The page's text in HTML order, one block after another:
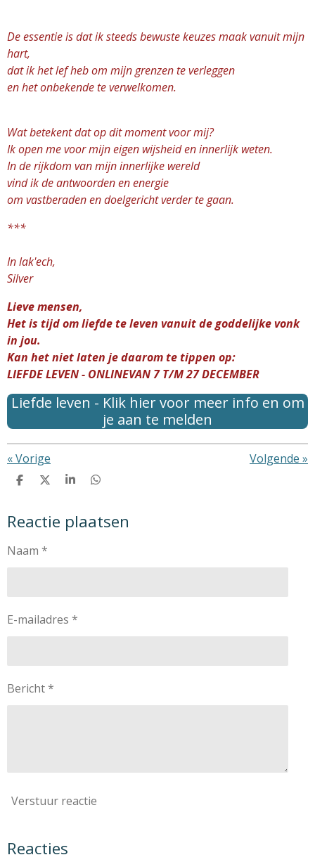
De essentie is dat ik steeds bewuste keuzes maak vanuit mijn
hart,
dat ik het lef heb om mijn grenzen te verleggen
en het onbekende te verwelkomen.
Wat betekent dat op dit moment voor mij?
Ik open me voor mijn eigen wijsheid en innerlijk weten.
In de rijkdom van mijn innerlijke wereld
vind ik de antwoorden en energie
om vastberaden en doelgericht verder te gaan.
***
In lak'ech,
Silver
Lieve mensen,
Het is tijd om liefde te leven vanuit de goddelijke vonk
in jou.
Kan het niet laten je daarom te tippen op:
LIEFDE LEVEN - ONLINEVAN 7 T/M 27 DECEMBER
Liefde leven - Klik hier voor meer info en om
je aan te melden
«Vorige Volgende »
D
e
n
D
l
S
r
e
D
e
n
Reactie plaatsen
Naam *
E-mailadres *
Bericht *
Verstuur reactie
Reacties